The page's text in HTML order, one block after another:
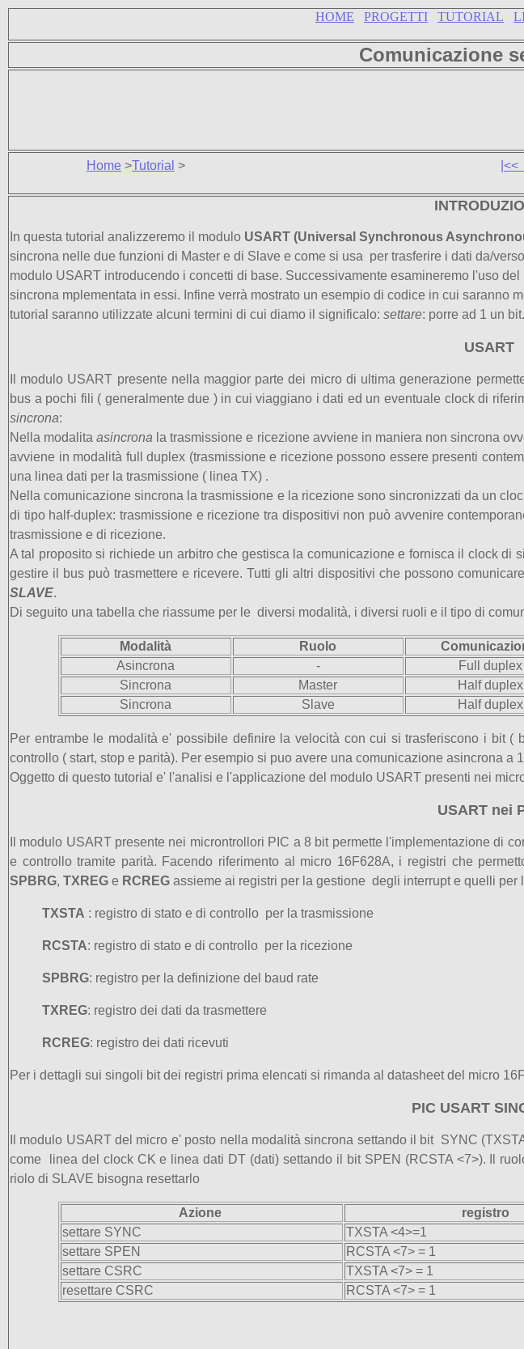
HOME PROGETTI TUTORIAL
Comunicazione
Home >Tutorial > |<<
In questa tutorial analizzeremo il modulo USART (Universal Synchronous
sincrona nelle due funzioni di Master e di Slave e come si usa per trasferire i dati da/
modulo USART introducendo i concetti di base. Successivamente esamineremo l'uso
sincrona mplementata in essi. Infine verrà mostrato un esempio di codice in cui saranno
tutorial saranno utilizzate alcuni termini di cui diamo il significalo: settare: porre ad 1 un
USART
Il modulo USART presente nella maggior parte dei micro di ultima generazione
bus a pochi fili ( generalmente due ) in cui viaggiano i dati ed un eventuale clock di
sincrona:
Nella modalitaasincrona la trasmissione e ricezione avviene in maniera non sincrona
avviene in modalità full duplex (trasmissione e ricezione possono essere presenti
una linea dati per la trasmissione ( linea TX) .
Nella comunicazione sincrona la trasmissione e la ricezione sono sincronizzati da un
di tipo half-duplex: trasmissione e ricezione tra dispositivi non può avvenire
trasmissione e di ricezione.
A tal proposito si richiede un arbitro che gestisca la comunicazione e fornisca il clock di
gestire il bus può trasmettere e ricevere. Tutti gli altri dispositivi che possono
SLAVE.
Di seguito una tabella che riassume per le diversi modalità, i diversi ruoli e il tipo di
Modalità Ruolo
Asincrona
- Full duplex
Sincrona
Master Half duplex
Sincrona
Slave Half duplex
Per entrambe le modalità e' possibile definire la velocità con cui si trasferiscono i bit
controllo ( start, stop e parità). Per esempio si puo avere una comunicazione asincrona a
Oggetto di questo tutorial e' l'analisi e l'applicazione del modulo USART presenti nei
USART nei
Il modulo USART presente nei microntrollori PIC a 8 bit permette l'implementazione di
e controllo tramite parità. Facendo riferimento al micro 16F628A, i registri che
SPBRG, TXREG e RCREG assieme ai registri per la gestione degli interrupt e quelli per
TXSTA : registro di stato e di controllo per la trasmissione
RCSTA: registro di stato e di controllo per la ricezione
SPBRG: registro per la definizione del baud rate
TXREG: registro dei dati da trasmettere
RCREG: registro dei dati ricevuti
Per i dettagli sui singoli bit dei registri prima elencati si rimanda al datasheet del micro
PIC USART
Il modulo USART del micro e' posto nella modalità sincrona settando il bit SYNC
come linea del clock CK e linea dati DT (dati) settando il bit SPEN (RCSTA <7>). Il
riolo di SLAVE bisogna resettarlo
Azione registro
settare SYNC
TXSTA <4>=1
settare SPEN
RCSTA <7> = 1
settare CSRC
TXSTA <7> = 1
resettare CSRC RCSTA <7> = 1